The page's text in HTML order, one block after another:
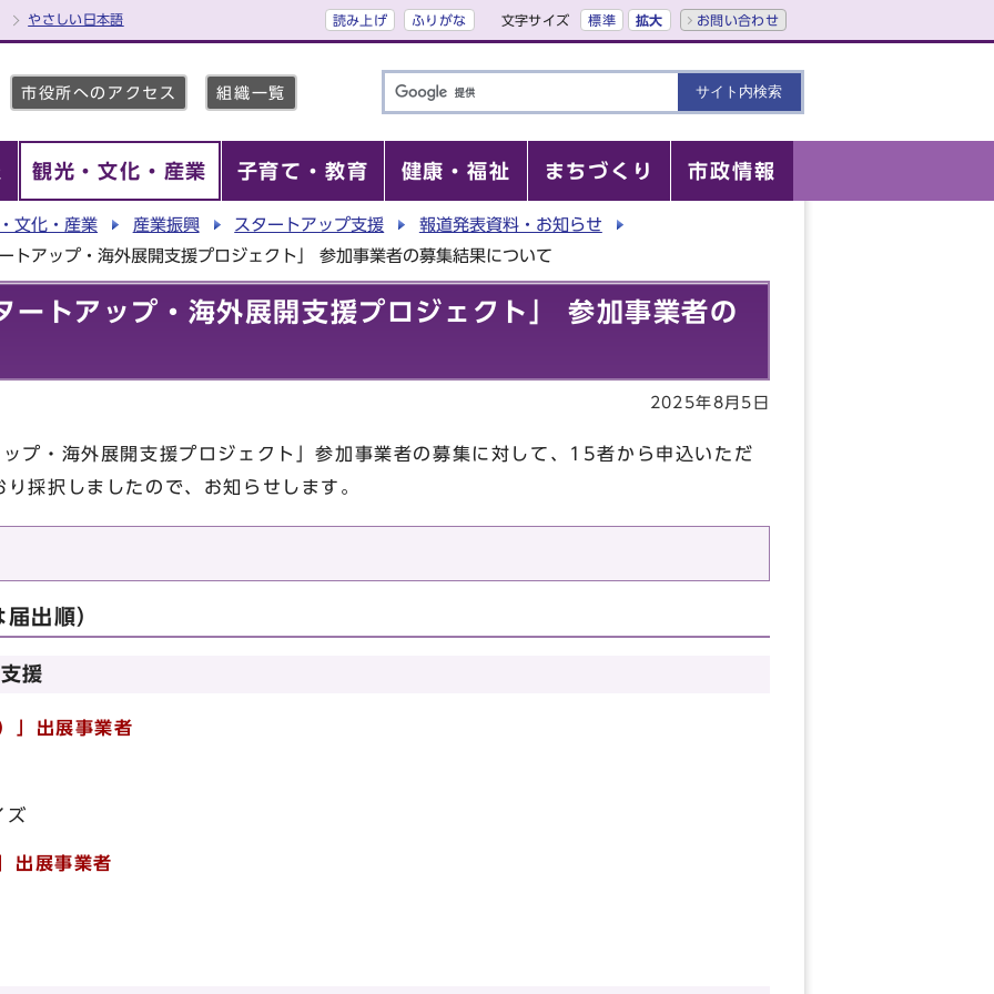
やさしい日本語 読み上げ ふりがな 文字サイズ 標準 拡大 お問い合わせ
市役所へのアクセス 組織一覧
観光・文化・産業 子育て・教育 健康・福祉 まちづくり 市政情報
文化・産業 産業振興 スタートアップ支援
報道発表資料・お知らせ
トアップ・海外展開支援プロジェクト」 参加事業者の募集結果について
ートアップ・海外展開支援プロジェクト」 参加事業者の
2025年8月5日
プ・海外展開支援プロジェクト」参加事業者の募集に対して、15者から申込いただ
採択しましたので、お知らせします。
出順）
援
」出展事業者
ズ
出展事業者